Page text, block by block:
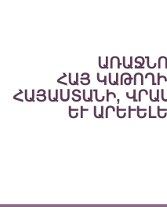
ՀԱՅ
ՀԱՅԱՍՏԱՆԻ,
ԵՒ